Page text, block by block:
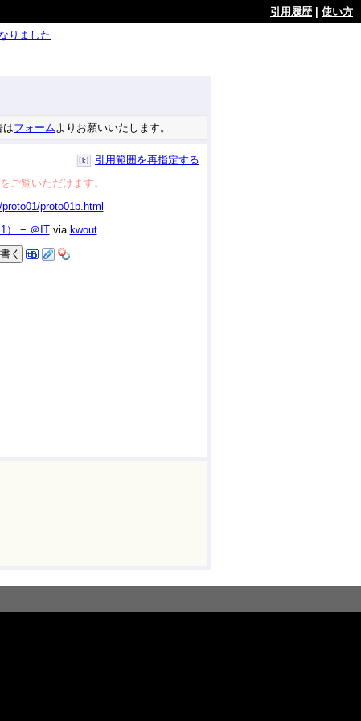
引用履歴
使い方
りました
はフォーム よりお願いいたします。
引用範囲を再指定する
ご覧いただけます。
） − ＠ITvia kwout